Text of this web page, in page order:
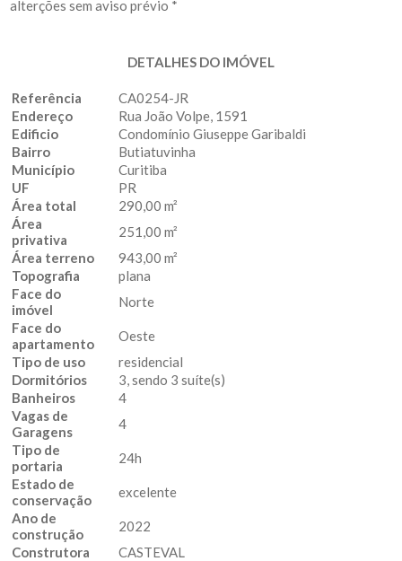
alterções sem aviso prévio *
DETALHES DO IMÓVEL
Referência
CA0254-JR
Endereço
Rua João Volpe, 1591
Edificio
Condomínio Giuseppe Garibaldi
Bairro
Butiatuvinha
Município
Curitiba
UF
PR
Área total
290,00 m²
Área
privativa
251,00 m²
Área terreno
943,00 m²
Topografia
plana
Face do
imóvel
Norte
Face do
apartamento
Oeste
Tipo de uso
residencial
Dormitórios
3, sendo 3 suíte(s)
Banheiros
4
Vagas de
Garagens
4
Tipo de
portaria
24h
Estado de
conservação
excelente
Ano de
construção
2022
Construtora
CASTEVAL